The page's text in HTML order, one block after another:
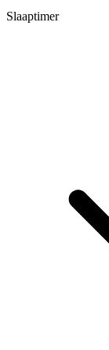
Slaaptimer